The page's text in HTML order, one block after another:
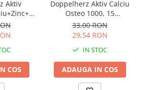
Aktiv
COS
Doppelherz Aktiv Calciu
Osteo 1000, 15
comprimate efervescente
33,00 RON
29,54 RON
IN STOC
ADAUGA IN COS